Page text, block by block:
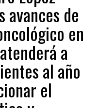
avances de
en
a
al año
el